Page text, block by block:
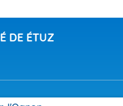
Tendance
DE ÉTUZ
Demain :
alors que la